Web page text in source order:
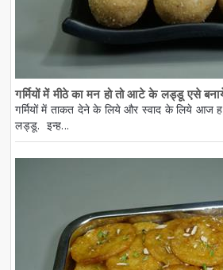
गर्मियों में मीठे का मन हो तो आटे के लड्डू एसे
गर्मियों में ताकत देने के लिये और स्वाद के लिये आज
लड्डू. इन्ह...